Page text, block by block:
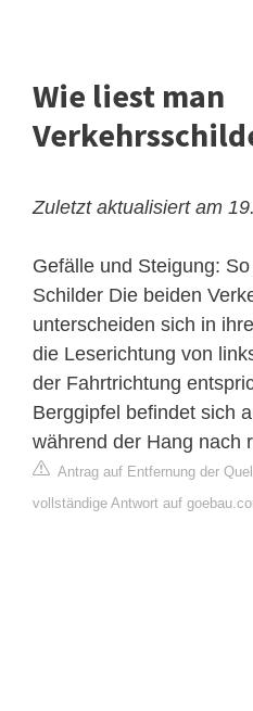
Wie liest man
Zuletzt aktualisiert am
Gefälle und Steigung:
Schilder Die beiden
unterscheiden sich in
die Leserichtung von
der Fahrtrichtung
Berggipfel befindet sich
während der Hang nach
Antrag auf Entfernung der
vollständige Antwort auf